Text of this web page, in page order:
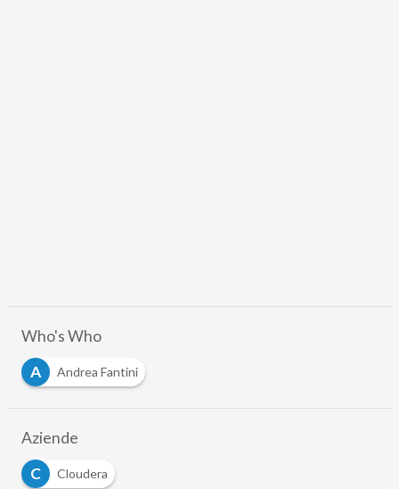
Who's Who
A
Andrea Fantini
Aziende
C
Cloudera